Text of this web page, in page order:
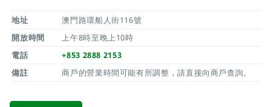
地址
澳門路環船人街116號
開放時間
上午8時至晚上10時
電話
+853 2888 2153
備註
商戶的營業時間可能有所調整，請直接向商戶查詢。